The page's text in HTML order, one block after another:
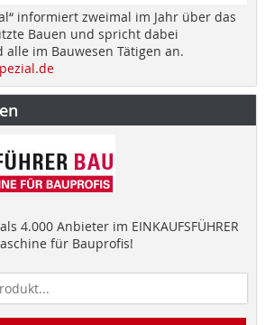
informiert zweimal im Jahr über das
Bauen und spricht dabei
im Bauwesen Tätigen an.
4.000 Anbieter im EINKAUFSFÜHRER
für Bauprofis!